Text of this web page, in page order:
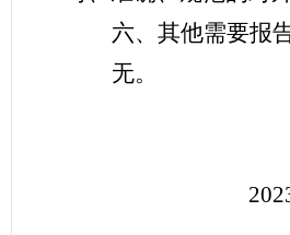
六、其他需要报
无。
2023年1